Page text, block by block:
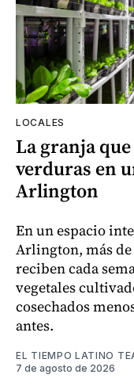
LOCALES
La granja
verduras en
Arlington
En un espacio
Arlington, más de
reciben cada
vegetales
cosechados
antes.
EL TIEMPO LATINO
7 de agosto de 2026